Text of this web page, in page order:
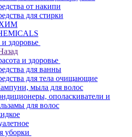
от накипи
для стирки
здоровье
и здоровье
для ванны
для тела очищающие
мыла для волос
ополаскиватели и
для волос
уборки